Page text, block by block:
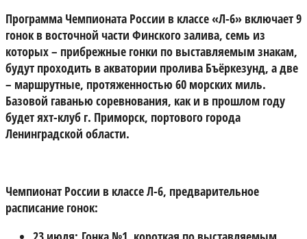
Программа Чемпионата России в классе «Л-6» включает 9
гонок в восточной части Финского залива, семь из
которых – прибрежные гонки по выставляемым знакам,
будут проходить в акватории пролива Бъёркезунд, а две
– маршрутные, протяженностью 60 морских миль.
Базовой гаванью соревнования, как и в прошлом году
будет яхт-клуб г. Приморск, портового города
Ленинградской области.
Чемпионат России в классе Л-6, предварительное
расписание гонок: